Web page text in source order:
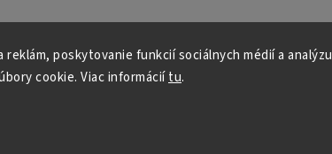
reklám, poskytovanie funkcií sociálnych médií a analýzu
cookie. Viac informáciítu.